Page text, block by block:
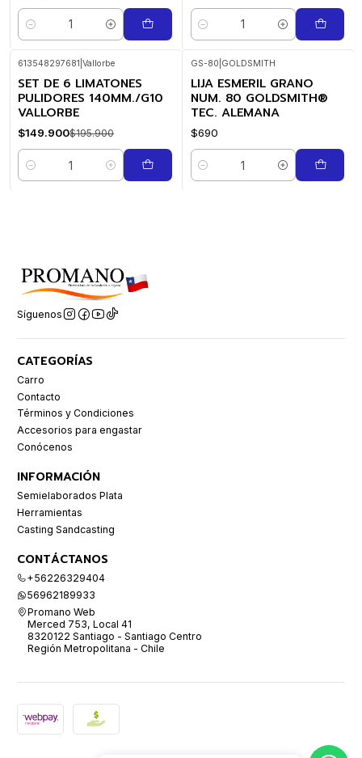
Cantidad Cantidad
-23%
OFF
613548297681 Vallorbe
SET DE 6 LIMATONES
PULIDORES 140MM./G10
VALLORBE
$149.900$195.900
Cantidad
GS-80 GOLDSMITH
LIJA ESMERIL GRANO
NUM. 80 GOLDSMITH®
TEC. ALEMANA
$690
Cantidad
Síguenos
CATEGORÍAS
Carro
Contacto
Términos y Condiciones
Accesorios para engastar
Conócenos
INFORMACIÓN
Semielaborados Plata
Herramientas
Casting Sandcasting
CONTÁCTANOS
+56226329404
56962189933
Promano Web
Merced 753, Local 41
8320122 Santiago - Santiago Centro
Región Metropolitana - Chile